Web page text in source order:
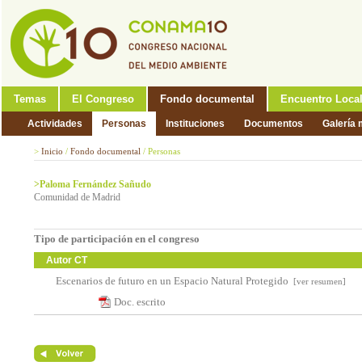
Temas El Congreso Fondo documental Encuentro Local
Actividades Personas Instituciones Documentos Galería
> Inicio / Fondo documental / Personas
>Paloma Fernández Sañudo
Comunidad de Madrid
Tipo de participación en el congreso
Autor CT
Escenarios de futuro en un Espacio Natural Protegido [ver resumen]
Doc. escrito